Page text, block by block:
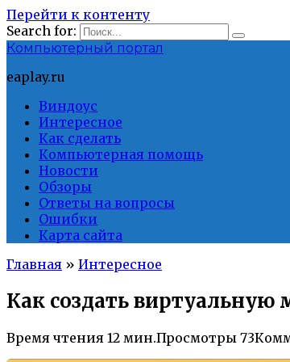
Перейти к контенту
Search for:
Компьютерный портал
eaplay.ru
Виндоус
Интересное
Как сделать
Компьютерная помощь
Новости
Обзоры
Ответы на вопросы
Ошибки
Карта сайта
Главная » Интересное
Как создать
Время чтения 12 мин.Просмотры 73